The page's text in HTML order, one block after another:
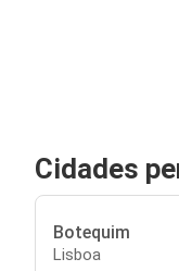
Cidades
Botequim
Lisboa